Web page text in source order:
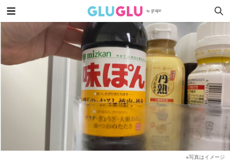
※写真はイメージ